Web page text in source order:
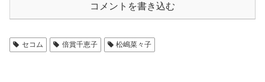
コメントを書き込む
セコム 倍賞千恵子 松嶋菜々子